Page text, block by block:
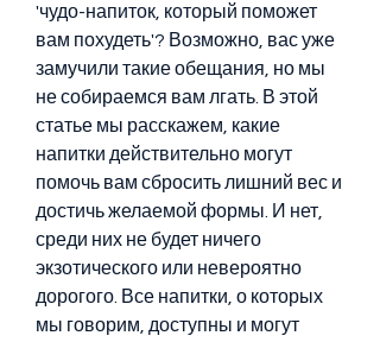
'чудо-напиток, который поможет
вам похудеть'? Возможно, вас уже
замучили такие обещания, но мы
не собираемся вам лгать. В этой
статье мы расскажем, какие
напитки действительно могут
помочь вам сбросить лишний вес и
достичь желаемой формы. И нет,
среди них не будет ничего
экзотического или невероятно
дорогого. Все напитки, о которых
мы говорим, доступны и могут